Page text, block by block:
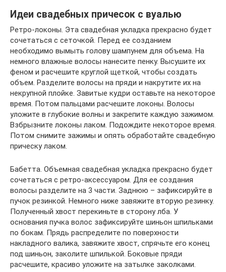
Идеи свадебных причесок с вуалью
Ретро-локоны. Эта свадебная укладка прекрасно будет
сочетаться с сеточкой. Перед ее созданием
необходимо вымыть голову шампунем для объема. На
немного влажные волосы нанесите пенку. Высушите их
феном и расчешите круглой щеткой, чтобы создать
объем. Разделите волосы на пряди и накрутите их на
некрупной плойке. Завитые кудри оставьте на некоторое
время. Потом пальцами расчешите локоны. Волосы
уложите в глубокие волны и закрепите каждую зажимом.
Взбрызните локоны лаком. Подождите некоторое время.
Потом снимите зажимы и опять обработайте свадебную
прическу лаком.
Бабетта. Объемная свадебная укладка прекрасно будет
сочетаться с ретро-аксессуаром. Для ее создания
волосы разделите на 3 части. Заднюю – зафиксируйте в
пучок резинкой. Немного ниже завяжите вторую резинку.
Полученный хвост перекиньте в сторону лба. У
основания пучка волос зафиксируйте шиньон шпильками
по бокам. Прядь распределите по поверхности
накладного валика, завяжите хвост, спрячьте его конец
под шиньон, заколите шпилькой. Боковые пряди
расчешите, красиво уложите на затылке заколками.